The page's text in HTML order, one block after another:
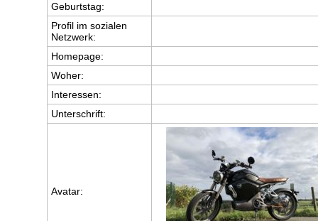
Geburtstag:
Profil im sozialen
Netzwerk:
Homepage:
Woher:
Interessen:
Unterschrift:
Avatar: